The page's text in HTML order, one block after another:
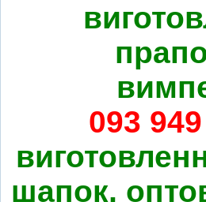
093
шапок,